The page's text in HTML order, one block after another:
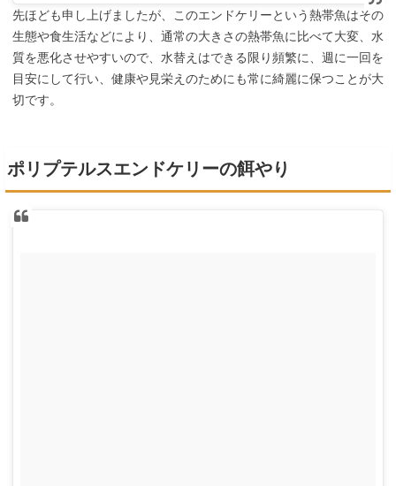
先ほども申し上げましたが、このエンドケリーという熱帯魚はその
生態や食生活などにより、通常の大きさの熱帯魚に比べて大変、水
質を悪化させやすいので、水替えはできる限り頻繁に、週に一回を
目安にして行い、健康や見栄えのためにも常に綺麗に保つことが大
切です。
ポリプテルスエンドケリーの餌やり